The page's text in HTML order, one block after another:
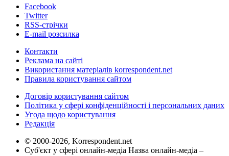
Facebook
Twitter
RSS-стрічки
E-mail розсилка
Контакти
Реклама на сайті
Використання матеріалів korrespondent.net
Правила користування сайтом
Договір користування сайтом
Політика у сфері конфіденційності і персональних даних
Угода щодо користування
Редакція
© 2000-2026, Korrespondent.net
Суб'єкт у сфері онлайн-медіа Назва онлайн-медіа –